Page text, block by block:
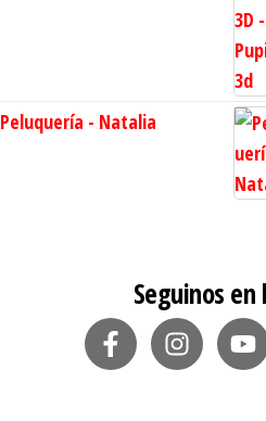
Peluquería - Natalia
Seguinos en